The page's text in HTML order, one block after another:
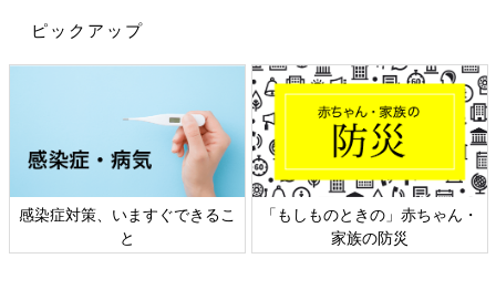
ピックアップ
ぐできるこ
「もしものときの」赤ちゃん・
日本外来小児科学